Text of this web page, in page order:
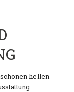
hellen